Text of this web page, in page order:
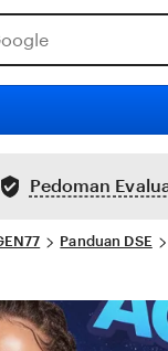
Pedoman
Panduan DSE